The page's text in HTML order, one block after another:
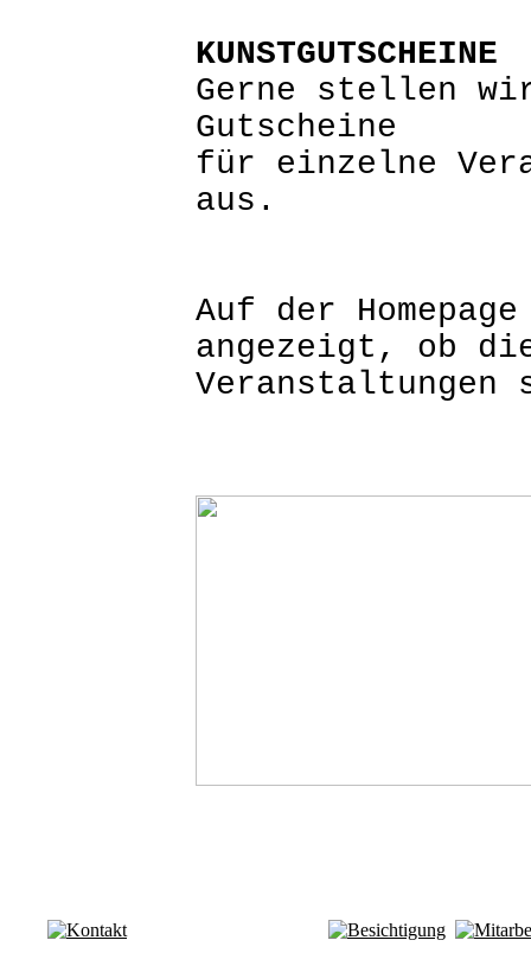
KUNSTGUTSCHEINE
Gerne stellen
Gutscheine
für einzelne
aus.
Auf der
angezeigt, ob